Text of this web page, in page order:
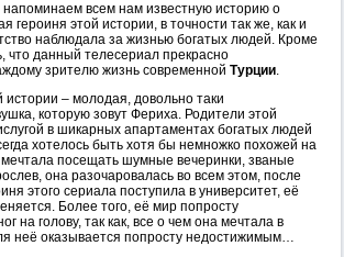
всем нам известную историю о
героиня этой истории, в точности так же, как и
наблюдала за жизнью богатых людей. Кроме
что данный телесериал прекрасно
зрителю жизнь современной Турции.
истории – молодая, довольно таки
которую зовут Фериха. Родители этой
в шикарных апартаментах богатых людей
хотелось быть хотя бы немножко похожей на
посещать шумные вечеринки, званые
она разочаровалась во всем этом, после
этого сериала поступила в университет, её
Более того, её мир попросту
на голову, так как, все о чем она мечтала в
неё оказывается попросту недостижимым…